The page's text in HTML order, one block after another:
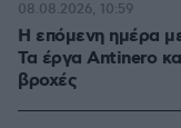
Η επόμενη ημέρα
Τα έργα Antinero
βροχές
08.08.2026, 10:59